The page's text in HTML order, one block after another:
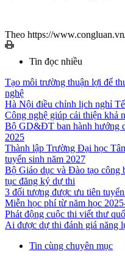
Theo https://
Tin đọc nhiều
Tạo môi trường thuận lợi để
nghệ
Hà Nội điều chỉnh lịch nghỉ
Công nghệ giúp cải thiện khả
Bộ GD&ĐT ban hành hướng
2025
Thành lập Trường Đại học
tuyển sinh năm 2027
Bộ Giáo dục và Đào tạo công
tục đăng ký dự thi
3 đối tượng được ưu tiên
Miễn học phí từ năm học
Phát động cuộc thi viết thư
Ai được dự thi đánh giá năng
Tin cùng chuyên mục